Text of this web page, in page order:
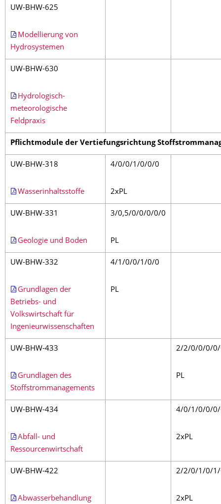
UW-BHW-625
Modellierung von
Hydrosystemen
UW-BHW-630
Hydrologisch-
meteorologische
Feldpraxis
Pflichtmodule der Vertiefungsrichtung
UW-BHW-318
Wasserinhaltsstoffe
4/0/0/1/0/0/0
2xPL
UW-BHW-331
Geologie und Boden
3/0,5/0/0/0/0/0
PL
UW-BHW-332
Grundlagen der
Betriebs- und
Volkswirtschaft für
Ingenieurwissenschaften
4/1/0/0/1/0/0
PL
UW-BHW-433
Grundlagen des
Stoffstrommanagements
2/2/0/0/0/
PL
UW-BHW-434
Abfall- und
Ressourcenwirtschaft
4/0/1/0/0/
2xPL
UW-BHW-422
Abwasserbehandlung
2/2/0/1/0/
2xPL